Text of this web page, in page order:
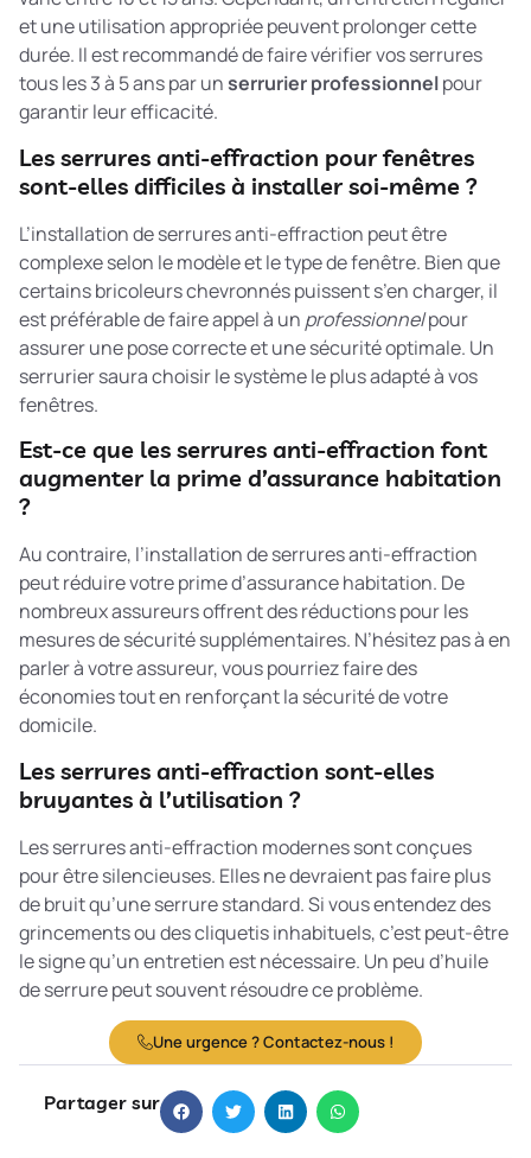
et une utilisation appropriée peuvent prolonger cette
durée. Il est recommandé de faire vérifier vos serrures
tous les 3 à 5 ans par unserrurier professionnelpour
garantir leur efficacité.
Les serrures anti-effraction pour fenêtres
sont-elles difficiles à installer soi-même ?
L’installation de serrures anti-effraction peut être
complexe selon le modèle et le type de fenêtre. Bien que
certains bricoleurs chevronnés puissent s’en charger, il
est préférable de faire appel à un professionnelpour
assurer une pose correcte et une sécurité optimale. Un
serrurier saura choisir le système le plus adapté à vos
fenêtres.
Est-ce que les serrures anti-effraction font
augmenter la prime d’assurance habitation
?
Au contraire, l’installation de serrures anti-effraction
peut réduire votre prime d’assurance habitation. De
nombreux assureurs offrent des réductions pour les
mesures de sécurité supplémentaires. N’hésitez pas à en
parler à votre assureur, vous pourriez faire des
économies tout en renforçant la sécurité de votre
domicile.
Les serrures anti-effraction sont-elles
bruyantes à l’utilisation ?
Les serrures anti-effraction modernes sont conçues
pour être silencieuses. Elles ne devraient pas faire plus
de bruit qu’une serrure standard. Si vous entendez des
grincements ou des cliquetis inhabituels, c’est peut-être
le signe qu’un entretien est nécessaire. Un peu d’huile
de serrure peut souvent résoudre ce problème.
Une urgence ? Contactez-nous !
Partager sur